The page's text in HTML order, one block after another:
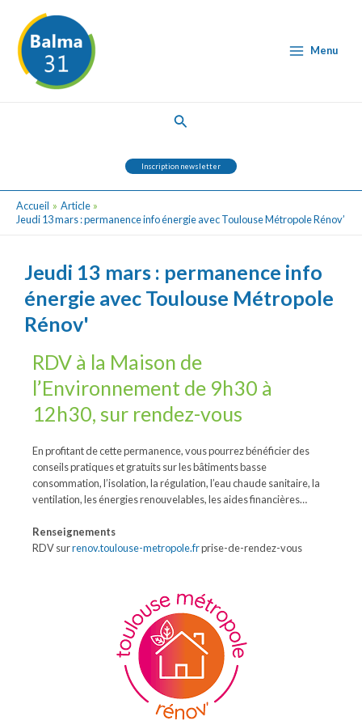
contenu
MenuMenu
Rechercher
Inscription newsletter
Accueil
Article
Jeudi 13 mars : permanence info énergie avec Toulouse Métropole Rénov’
Jeudi 13 mars : permanence info
énergie avec Toulouse Métropole
Rénov'
RDV à la Maison de
l’Environnement de 9h30 à
12h30, sur rendez-vous
En profitant de cette permanence, vous pourrez bénéficier des
conseils pratiques et gratuits sur les bâtiments basse
consommation, l’isolation, la régulation, l’eau chaude sanitaire, la
ventilation, les énergies renouvelables, les aides financières…
Renseignements
RDV surrenov.toulouse-metropole.frprise-de-rendez-vous
navigation